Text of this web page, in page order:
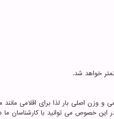
خواهد شد.
وزن اصلی بار لذا برای اقلامی
می توانید با کارشناسان ما در